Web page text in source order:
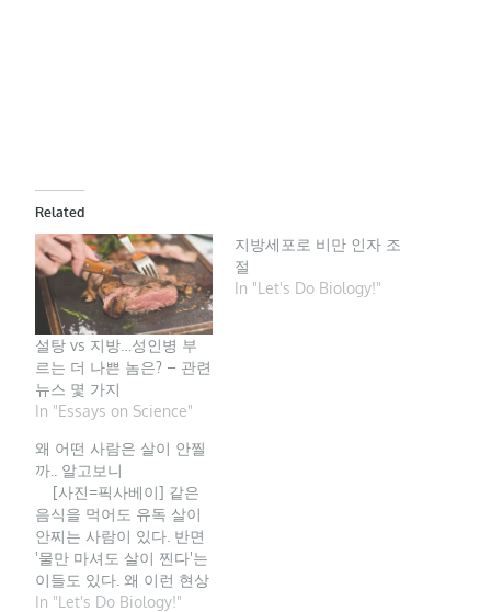
Related
설탕 vs 지방…성인병 부
르는 더 나쁜 놈은? – 관련
뉴스 몇 가지
In "Essays on Science"
지방세포로 비만 인자 조
절
In "Let's Do Biology!"
왜 어떤 사람은 살이 안찔
까.. 알고보니
[사진=픽사베이] 같은
음식을 먹어도 유독 살이
안찌는 사람이 있다. 반면
'물만 마셔도 살이 찐다'는
이들도 있다. 왜 이런 현상
이 생길까. 미국 하버드대
In "Let's Do Biology!"